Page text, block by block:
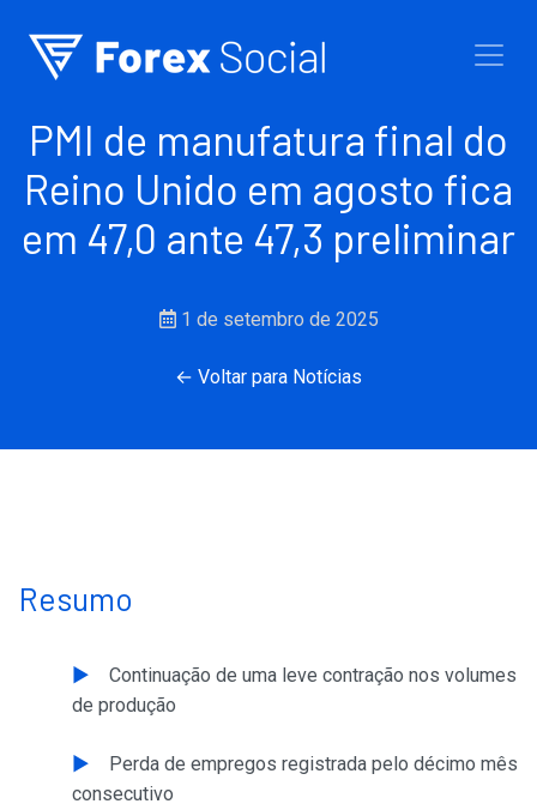
PMI de manufatura final do
Reino Unido em agosto fica
em 47,0 ante 47,3 preliminar
1 de setembro de 2025
← Voltar para Notícias
Resumo
Continuação de uma leve contração nos volumes
de produção
Perda de empregos registrada pelo décimo mês
consecutivo